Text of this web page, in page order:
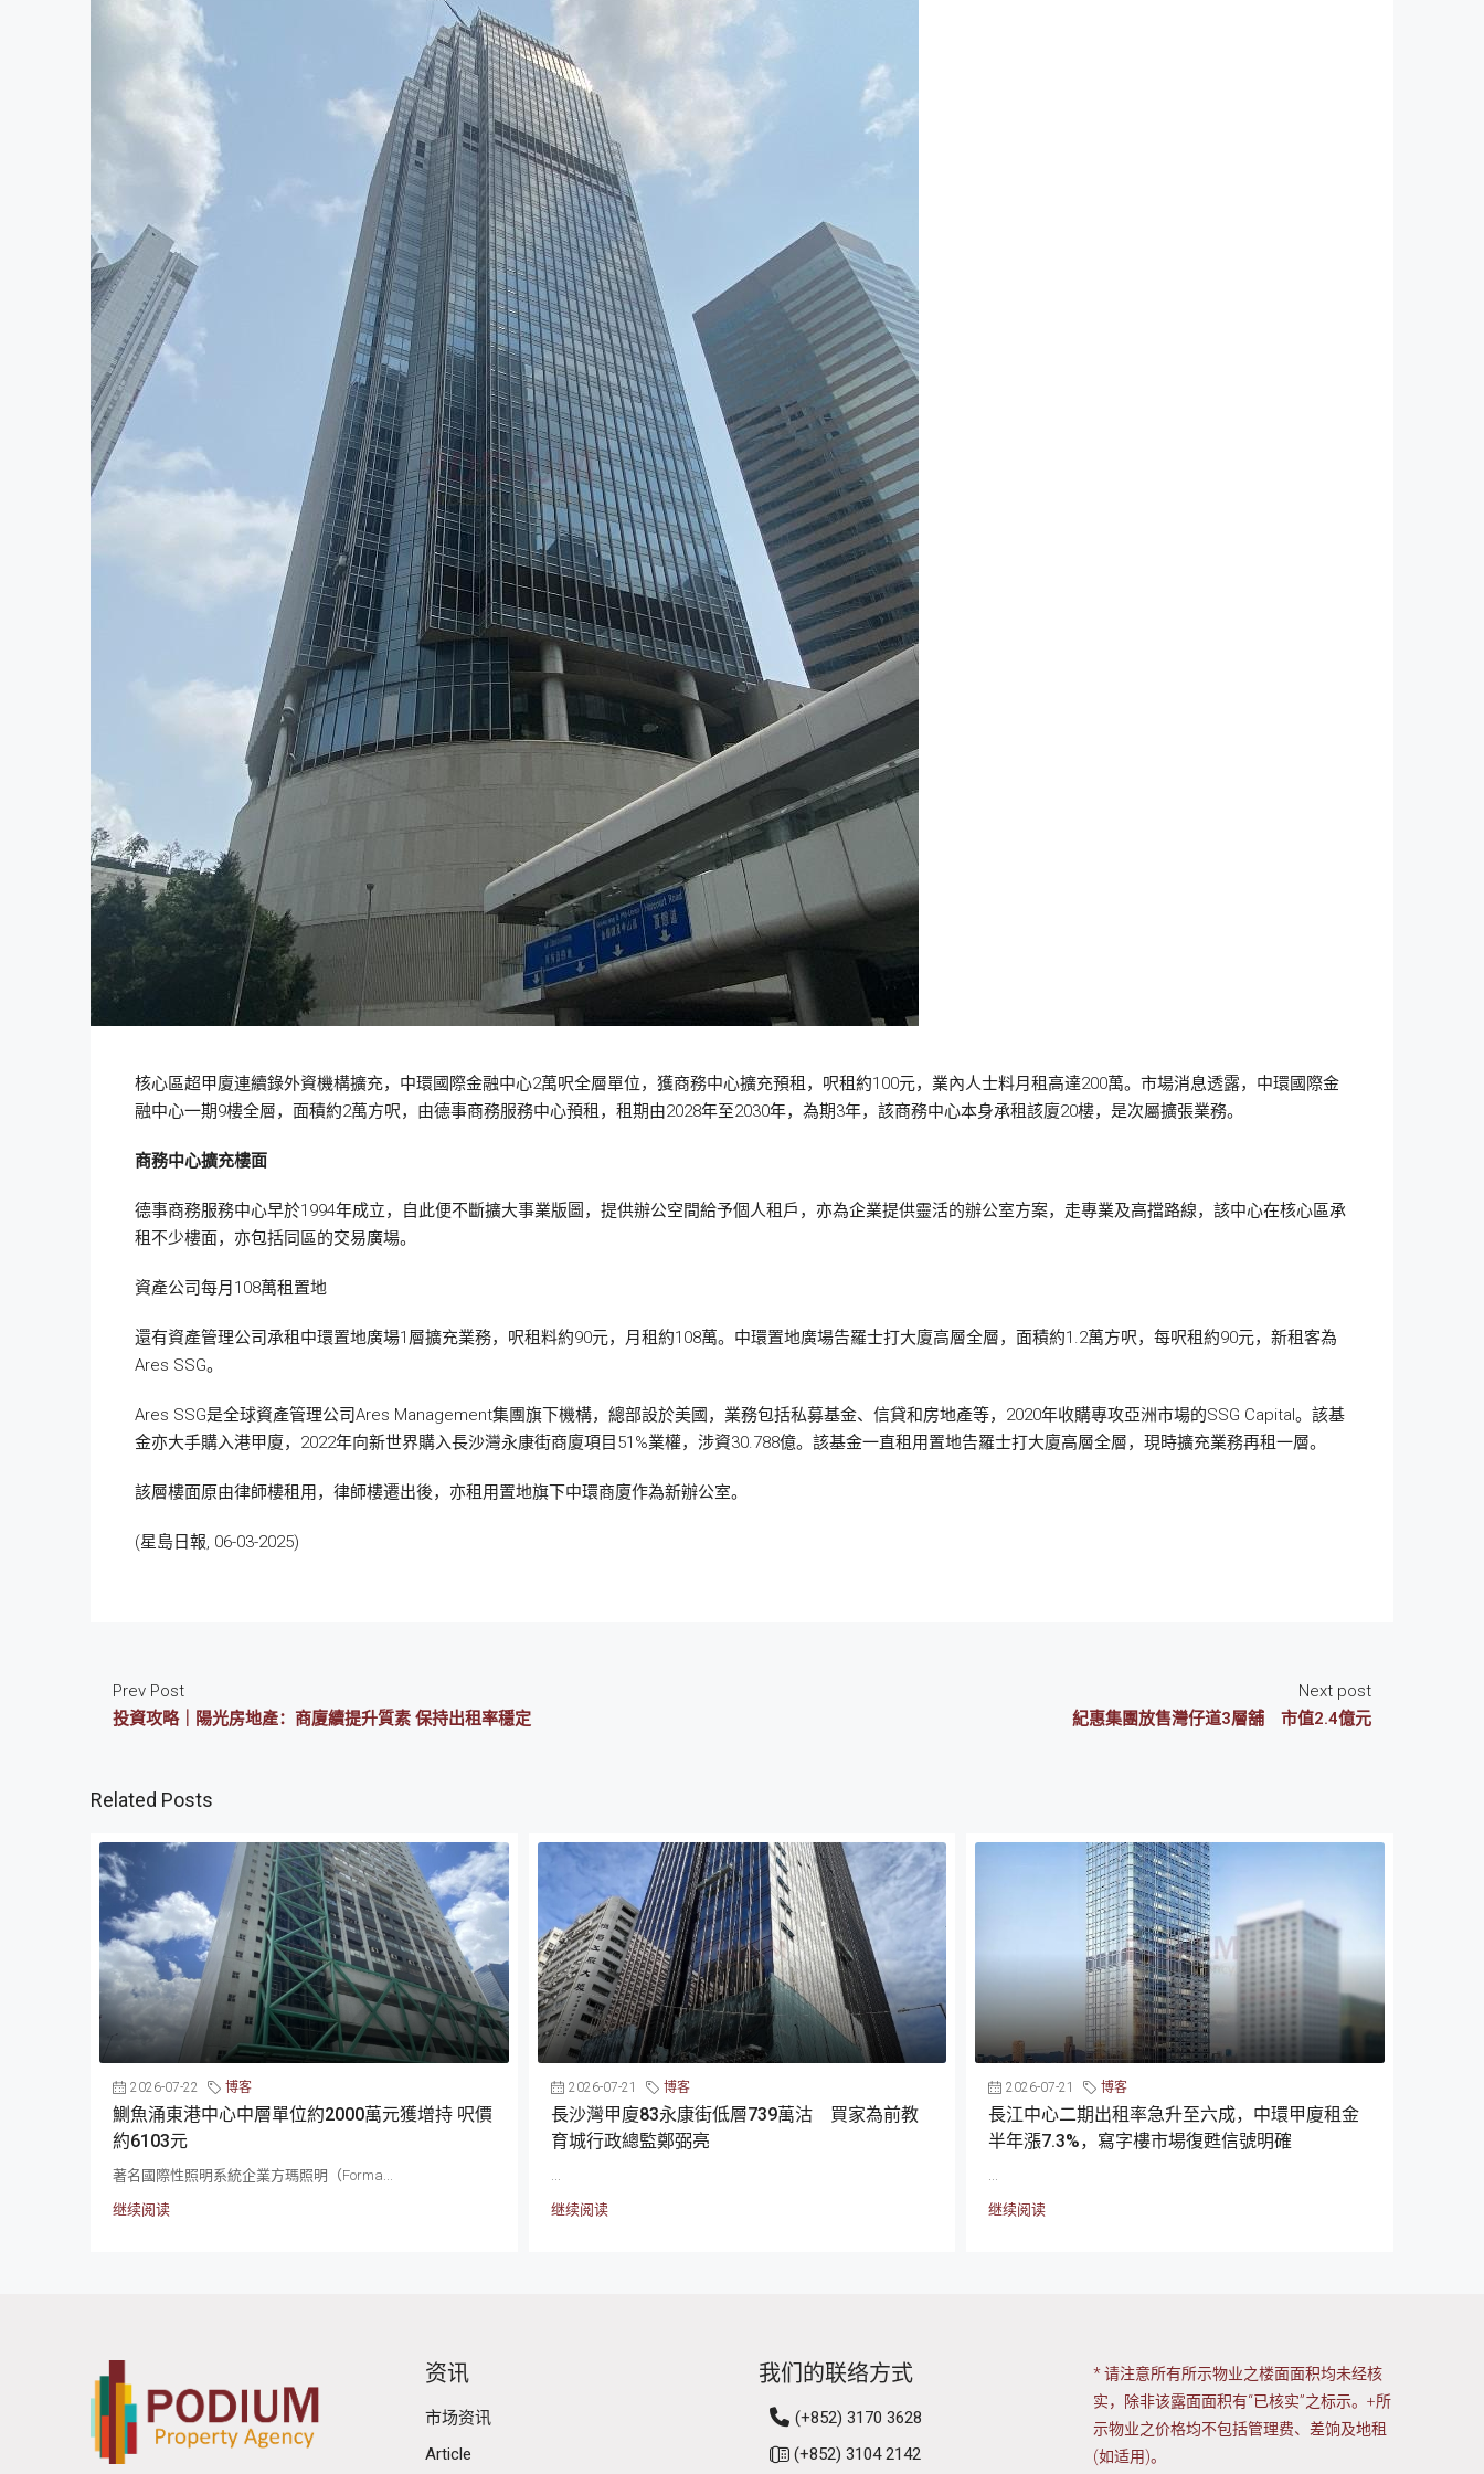
核心區超甲廈連續錄外資機構擴充，中環國際金融中心2萬呎全層單位，獲商務中心擴充預租，呎租約100元，業內人士料月租高達200萬。市場消息透露，中環國際金
融中心一期9樓全層，面積約2萬方呎，由德事商務服務中心預租，租期由2028年至2030年，為期3年，該商務中心本身承租該廈20樓，是次屬擴張業務。
商務中心擴充樓面
德事商務服務中心早於1994年成立，自此便不斷擴大事業版圖，提供辦公空間給予個人租戶，亦為企業提供靈活的辦公室方案，走專業及高擋路線，該中心在核心區承
租不少樓面，亦包括同區的交易廣場。
資產公司每月108萬租置地
還有資產管理公司承租中環置地廣場1層擴充業務，呎租料約90元，月租約108萬。中環置地廣場告羅士打大廈高層全層，面積約1.2萬方呎，每呎租約90元，新租客為
Ares SSG。
Ares SSG是全球資產管理公司Ares Management集團旗下機構，總部設於美國，業務包括私募基金、信貸和房地產等，2020年收購專攻亞洲市場的SSG Capital。該基
金亦大手購入港甲廈，2022年向新世界購入長沙灣永康街商廈項目51%業權，涉資30.788億。該基金一直租用置地告羅士打大廈高層全層，現時擴充業務再租一層。
該層樓面原由律師樓租用，律師樓遷出後，亦租用置地旗下中環商廈作為新辦公室。
(星島日報, 06-03-2025)
Prev Post
投資攻略｜陽光房地產：商廈續提升質素 保持出租率穩定
Next post
紀惠集團放售灣仔道3層舖 市值2.4億元
Related Posts
2026-07-22 博客
鰂魚涌東港中心中層單位約2000萬元獲增持 呎價
約6103元
著名國際性照明系統企業方瑪照明（Forma...
继续阅读
2026-07-21 博客
長沙灣甲廈83永康街低層739萬沽 買家為前教
育城行政總監鄭弼亮
继续阅读
2026-07-21 博客
長江中心二期出租率急升至六成，中環甲廈租金
半年漲7.3%，寫字樓市場復甦信號明確
继续阅读
资讯
市场资讯
Article
我们的联络方式
(+852) 3170 3628
(+852) 3104 2142
* 请注意所有所示物业之楼面面积均未经核
实，除非该露面面积有“已核实”之标示。+所
示物业之价格均不包括管理费、差饷及地租
(如适用)。